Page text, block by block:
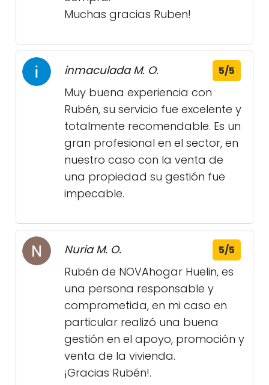
Muchas gracias Ruben!
inmaculada M. O. 5/5
Muy buena experiencia con
Rubén, su servicio fue excelente y
totalmente recomendable. Es un
gran profesional en el sector, en
nuestro caso con la venta de
una propiedad su gestión fue
impecable.
Nuria M. O. 5/5
Rubén de NOVAhogar Huelin, es
una persona responsable y
comprometida, en mi caso en
particular realizó una buena
gestión en el apoyo, promoción y
venta de la vivienda.
¡Gracias Rubén!.